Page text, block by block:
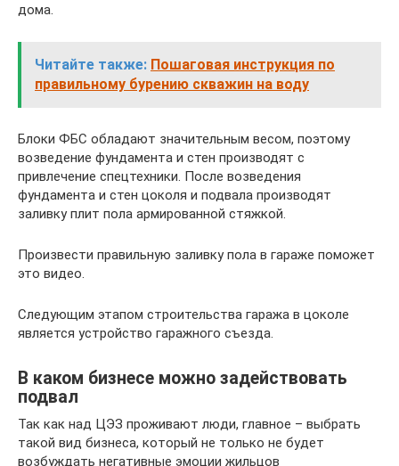
дома.
Читайте также: Пошаговая инструкция по
правильному бурению скважин на воду
Блоки ФБС обладают значительным весом, поэтому
возведение фундамента и стен производят с
привлечение спецтехники. После возведения
фундамента и стен цоколя и подвала производят
заливку плит пола армированной стяжкой.
Произвести правильную заливку пола в гараже поможет
это видео.
Следующим этапом строительства гаража в цоколе
является устройство гаражного съезда.
В каком бизнесе можно задействовать
подвал
Так как над ЦЭЗ проживают люди, главное – выбрать
такой вид бизнеса, который не только не будет
возбуждать негативные эмоции жильцов